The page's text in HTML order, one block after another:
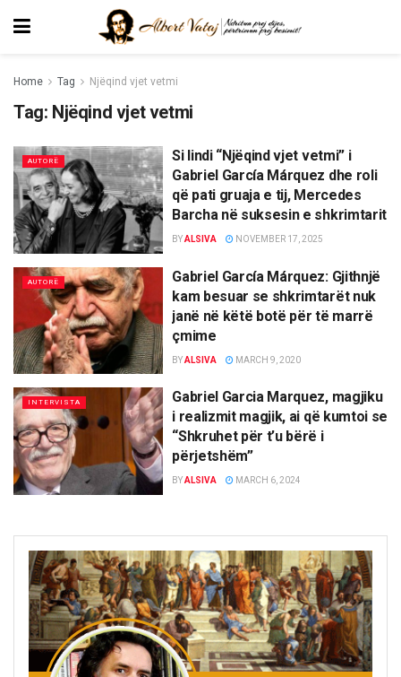
Home Tag Njëqind vjet vetmi
Tag: Njëqind vjet vetmi
AUTORË
Si lindi “Njëqind vjet vetmi” i
Gabriel García Márquez dhe roli
që pati gruaja e tij, Mercedes
Barcha në suksesin e shkrimtarit
BYALSIVA NOVEMBER 17, 2025
AUTORË
Gabriel García Márquez: Gjithnjë
kam besuar se shkrimtarët nuk
janë në këtë botë për të marrë
çmime
BYALSIVA MARCH 9, 2020
INTERVISTA
Gabriel Garcia Marquez, magjiku
i realizmit magjik, ai që kumtoi se
“Shkruhet për t’u bërë i
përjetshëm”
BYALSIVA MARCH 6, 2024